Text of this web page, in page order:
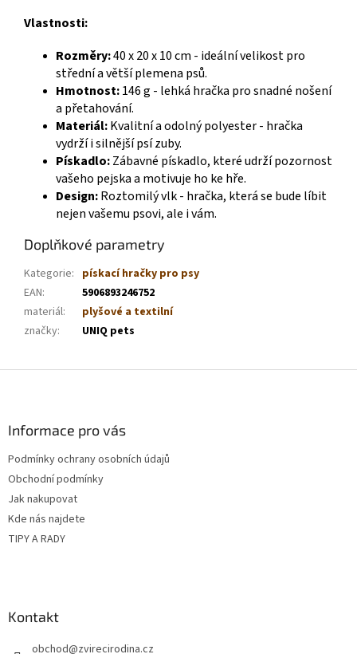
Vlastnosti:
Rozměry:40 x 20 x 10 cm - ideální velikost pro
střední a větší plemena psů.
Hmotnost:146 g - lehká hračka pro snadné nošení
a přetahování.
Materiál:Kvalitní a odolný polyester - hračka
vydrží i silnější psí zuby.
Pískadlo:Zábavné pískadlo, které udrží pozornost
vašeho pejska a motivuje ho ke hře.
Design:Roztomilý vlk - hračka, která se bude líbit
nejen vašemu psovi, ale i vám.
Doplňkové parametry
Kategorie: pískací hračky pro psy
EAN:
5906893246752
materiál:
plyšové a textilní
značky: UNIQ pets
Informace pro vás
Podmínky ochrany osobních údajů
Obchodní podmínky
Jak nakupovat
Kde nás najdete
TIPY A RADY
Kontakt
obchod@zvirecirodina.cz